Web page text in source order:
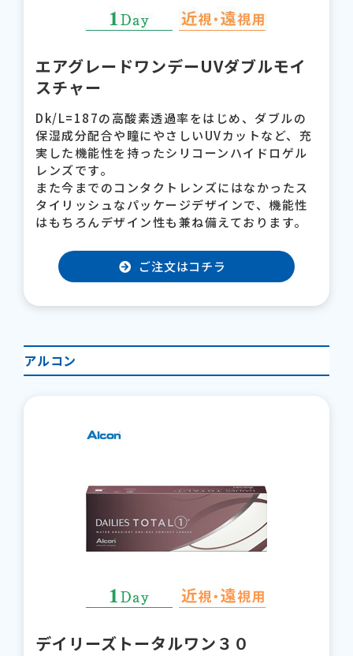
エアグレードワンデーUVダブルモイ
スチャー
Dk/L=187の高酸素透過率をはじめ、ダブルの
保湿成分配合や瞳にやさしいUVカットなど、充
実した機能性を持ったシリコーンハイドロゲル
レンズです。
また今までのコンタクトレンズにはなかったス
タイリッシュなパッケージデザインで、機能性
はもちろんデザイン性も兼ね備えております。
ご注文はコチラ
アルコン
デイリーズトータルワン３０